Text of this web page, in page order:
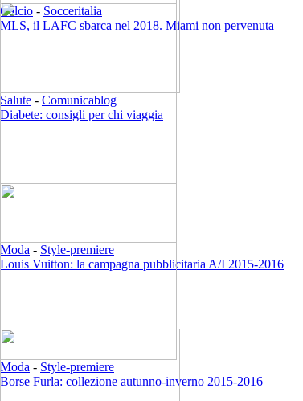
Calcio - Socceritalia
MLS, il LAFC sbarca nel 2018. Miami non pervenuta
Salute - Comunicablog
Diabete: consigli per chi viaggia
Moda - Style-premiere
Louis Vuitton: la campagna pubblicitaria A/I 2015-2016
Moda - Style-premiere
Borse Furla: collezione autunno-inverno 2015-2016